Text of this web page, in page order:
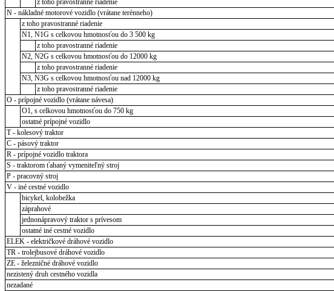
N - nákladné motorové vozidlo (vrátane terénneho)
z toho pravostranné riadenie
N1, N1G s celkovou hmotnosťou do 3 500 kg
z toho pravostranné riadenie
N2, N2G s celkovou hmotnosťou do 12000 kg
z toho pravostranné riadenie
N3, N3G s celkovou hmotnosťou nad 12000 kg
z toho pravostranné riadenie
O - prípojné vozidlo (vrátane návesa)
O1, s celkovou hmotnosťou do 750 kg
ostatné prípojné vozidlo
T - kolesový traktor
C - pásový traktor
R - prípojné vozidlo traktora
S - traktorom ťahaný vymeniteľný stroj
P - pracovný stroj
V - iné cestné vozidlo
bicykel, kolobežka
záprahové
jednonápravový traktor s prívesom
ostatné iné cestné vozidlo
ELEK - električkové dráhové vozidlo
TR - trolejbusové dráhové vozidlo
ZE - železničné dráhové vozidlo
nezistený druh cestného vozidla
nezadané